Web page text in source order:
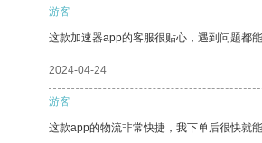
游客
这款加速器app的客服很贴心，遇到问题都
2024-04-24
游客
这款app的物流非常快捷，我下单后很快就能